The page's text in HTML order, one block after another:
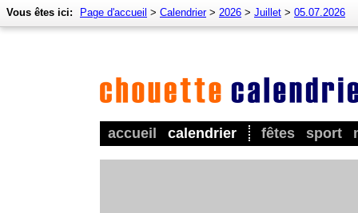
accueil calendrier fêtes sport
Vous êtes ici: Page d'accueil > Calendrier> 2026 > Juillet > 05.07.2026